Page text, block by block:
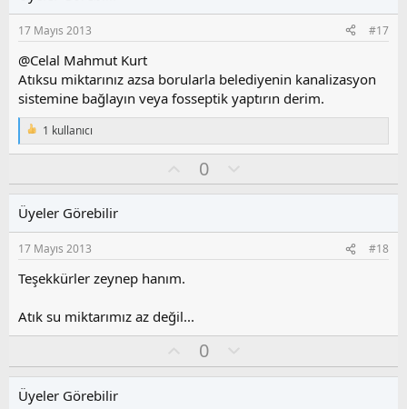
s
u
o
y
l
17 Mayıs 2013 #17
@Celal Mahmut Kurt
Atıksu miktarınız azsa borularla belediyenin kanalizasyon
sistemine bağlayın veya fosseptik yaptırın derim.
T
e
i
l
e
r
:
1 kullanıcı
y
0
l
s
u
l
Üyeler Görebilir
17 Mayıs 2013 #18
Teşekkürler zeynep hanım.
Atık su miktarımız az değil...
y
0
l
Üyeler Görebilir